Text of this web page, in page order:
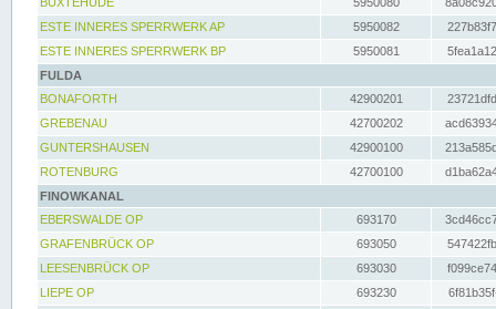
ESTE INNERES SPERRWERK AP
5950082
ESTE INNERES SPERRWERK BP
5950081
FULDA
BONAFORTH
42900201
GREBENAU
42700202
GUNTERSHAUSEN
42900100
ROTENBURG
42700100
FINOWKANAL
EBERSWALDE OP
693170
GRAFENBRÜCK OP
693050
LEESENBRÜCK OP
693030
LIEPE OP
693230